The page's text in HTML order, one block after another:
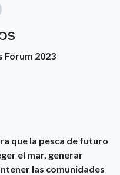
Forum 2023
que la pesca de futuro
el mar, generar
las comunidades